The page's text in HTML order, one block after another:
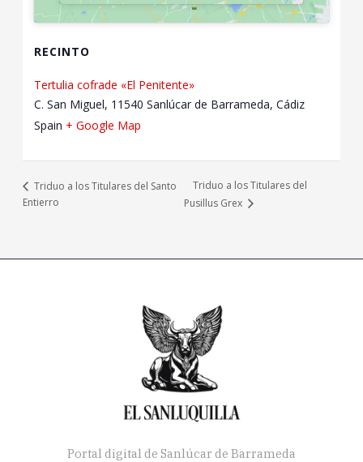
RECINTO
Tertulia cofrade «El Penitente»
C. San Miguel, 11540 Sanlúcar de Barrameda, Cádiz
Spain + Google Map
Triduo a los Titulares del Santo
Entierro
Triduo a los Titulares del
Pusillus Grex
Portal digital de Sanlúcar de Barrameda